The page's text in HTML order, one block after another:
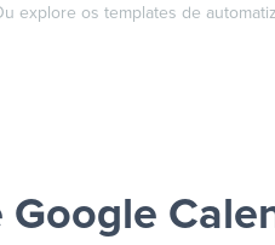
explore os templates de